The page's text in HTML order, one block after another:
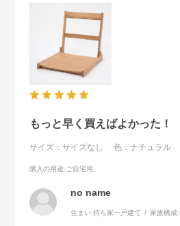
もっと早く買えばよかった！
サイズ：サイズなし 色：ナチュラル
購入の用途:ご自宅用
no name
住まい:持ち家一戸建て 家族構成: